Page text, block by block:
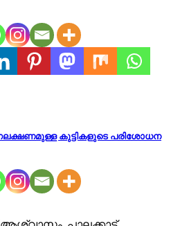
കുട്ടികളുടെ പരിശോധന